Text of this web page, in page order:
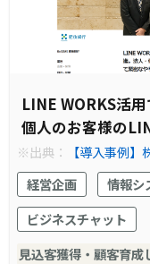
LINE WORKS活
個人のお客様の
で信頼感が向上し
す。
※出典：
【導入事例
経営企画
情報シ
ビジネスチャット
見込客獲得・顧客育成